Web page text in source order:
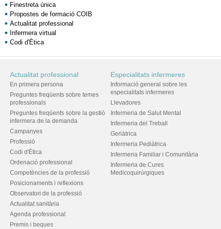
Finestreta única
Propostes de formació COIB
Actualitat professional
Infermera virtual
Codi d'Ètica
Actualitat professional
En primera persona
Preguntes freqüents sobre temes
professionals
Preguntes freqüents sobre la gestió
infermera de la demanda
Campanyes
Professió
Codi d'Ètica
Ordenació professional
Competències de la professió
Posicionaments i reflexions
Observatori de la professió
Actualitat sanitària
Agenda professional
Premis i beques
Especialitats infermeres
Informació general sobre les
especialitats infermeres
Llevadores
Infermeria de Salut Mental
Infermeria del Treball
Geriàtrica
Infermeria Pediàtrica
Infermeria Familiar i Comunitària
Infermeria de Cures
Medicoquirúrgiques